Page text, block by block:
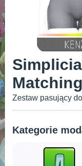
Zestaw pasujący
Kategorie